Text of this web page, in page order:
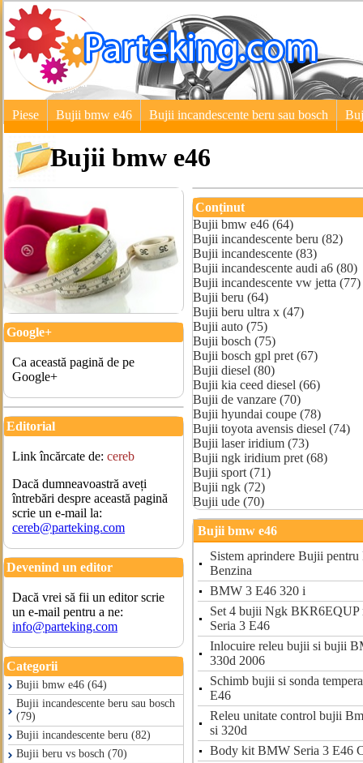
Piese Bujii bmw e46 Bujii incandescente beru sau bosch
Bujii bmw e46
Google+
Ca această pagină de pe
Google+
Editorial
Link încărcate de: cereb
Dacă dumneavoastră aveți
întrebări despre această pagină
scrie un e-mail la:
cereb@parteking.com
Devenind un editor
Dacă vrei să fii un editor scrie
un e-mail pentru a ne:
info@parteking.com
Categorii
Bujii bmw e46 (64)
Bujii incandescente beru sau bosch
(79)
Bujii incandescente beru (82)
Bujii beru vs bosch (70)
Conținut
Bujii bmw e46 (64)
Bujii incandescente beru (82)
Bujii incandescente (83)
Bujii incandescente audi a6 (80)
Bujii incandescente vw jetta (77)
Bujii beru (64)
Bujii beru ultra x (47)
Bujii auto (75)
Bujii bosch (75)
Bujii bosch gpl pret (67)
Bujii diesel (80)
Bujii kia ceed diesel (66)
Bujii de vanzare (70)
Bujii hyundai coupe (78)
Bujii toyota avensis diesel (74)
Bujii laser iridium (73)
Bujii ngk iridium pret (68)
Bujii sport (71)
Bujii ngk (72)
Bujii ude (70)
Bujii bmw e46
Sistem aprindere Bujii
Benzina
BMW 3 E46 320 i
Set 4 bujii Ngk BKR6EQUP
Seria 3 E46
Inlocuire releu bujii si bujii
330d 2006
Schimb bujii si sonda
E46
Releu unitate control bujii
si 320d
Body kit BMW Seria 3 E46